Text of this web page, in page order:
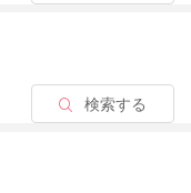
のか、こちらでもわ
？
検索する